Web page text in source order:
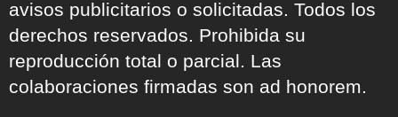
avisos publicitarios o solicitadas. Todos los
derechos reservados. Prohibida su
reproducción total o parcial. Las
colaboraciones firmadas son ad honorem.